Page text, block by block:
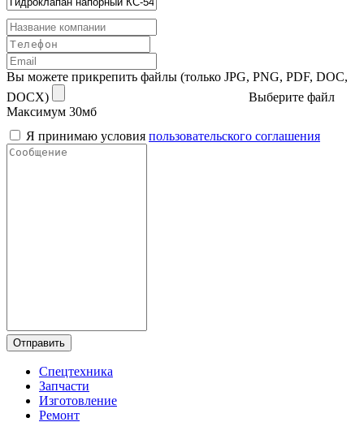
Вы можете прикрепить файлы (только JPG, PNG, PDF, DOC,
DOCX)
Выберите файл
Максимум 30мб
Я принимаю условия пользовательского соглашения
Отправить
Спецтехника
Запчасти
Изготовление
Ремонт